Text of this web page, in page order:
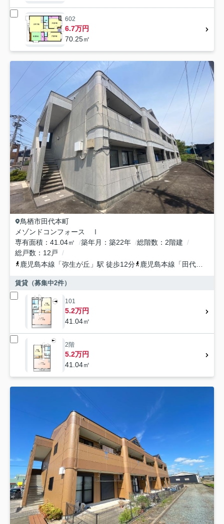
602
6.7万円
70.25㎡
鳥栖市田代本町
メゾンドコンフォース Ⅰ
専有面積
41.04㎡ 築年月 築22年 総階数
2階建
総戸数
12戸
鹿児島本線 「弥生が丘 」駅 徒歩12分 鹿児島本線 「田代
賃貸（募集中2件）
101
5.2万円
41.04㎡
2階
5.2万円
41.04㎡